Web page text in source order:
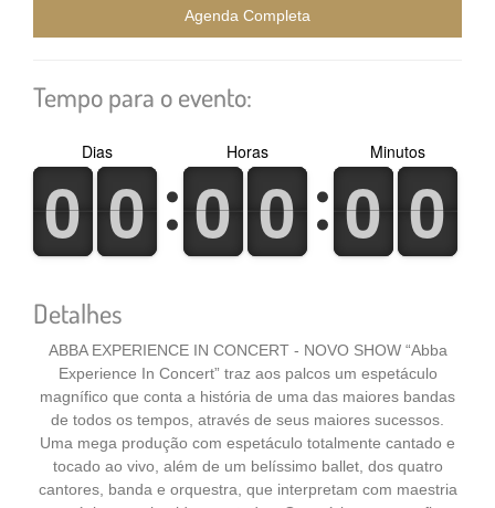
Agenda Completa
Tempo para o evento:
0
0
1
1 0
0
1
1
Dias
0
0
1
1 0
0
1
1
Horas
0
0
1
1 0
0
1
1
Minutos
Detalhes
ABBA EXPERIENCE IN CONCERT - NOVO SHOW “Abba
Experience In Concert” traz aos palcos um espetáculo
magnífico que conta a história de uma das maiores bandas
de todos os tempos, através de seus maiores sucessos.
Uma mega produção com espetáculo totalmente cantado e
tocado ao vivo, além de um belíssimo ballet, dos quatro
cantores, banda e orquestra, que interpretam com maestria